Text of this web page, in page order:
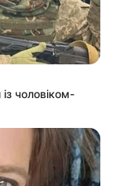
чоловіком-